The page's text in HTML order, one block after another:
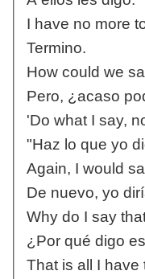
I have no more
Termino.
How could we
Pero, ¿acaso
'Do what I say,
"Haz lo que yo
Again, I would
De nuevo, yo
Why do I say
¿Por qué digo
That is all I have